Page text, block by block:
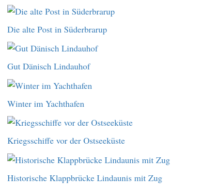
Die alte Post in Süderbrarup
Gut Dänisch Lindauhof
Winter im Yachthafen
Kriegsschiffe vor der Ostseeküste
Historische Klappbrücke Lindaunis mit Zug